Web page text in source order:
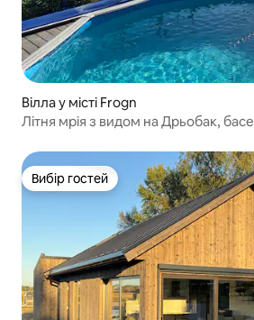
Вілла у місті Frogn
Літня мрія з видом на Дрьобак,
Вибір гостей
Вибір гостей